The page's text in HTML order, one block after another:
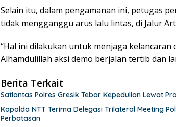
Selain itu, dalam pengamanan ini, petugas
tidak mengganggu arus lalu lintas, di Jalur
“Hal ini dilakukan untuk menjaga
Alhamdulillah aksi demo berjalan tertib dan
Berita Terkait
Satlantas Polres Gresik Tebar Kepedulian Lewat
Kapolda NTT Terima Delegasi Trilateral Meeting
Perbatasan